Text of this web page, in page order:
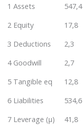
1 Assets
547,4
2 Equity
17,8
3 Deductions
2,3
4 Goodwill
2,7
5 Tangible eq
12,8
6 Liabilities
534,6
7 Leverage (µ)
41,8